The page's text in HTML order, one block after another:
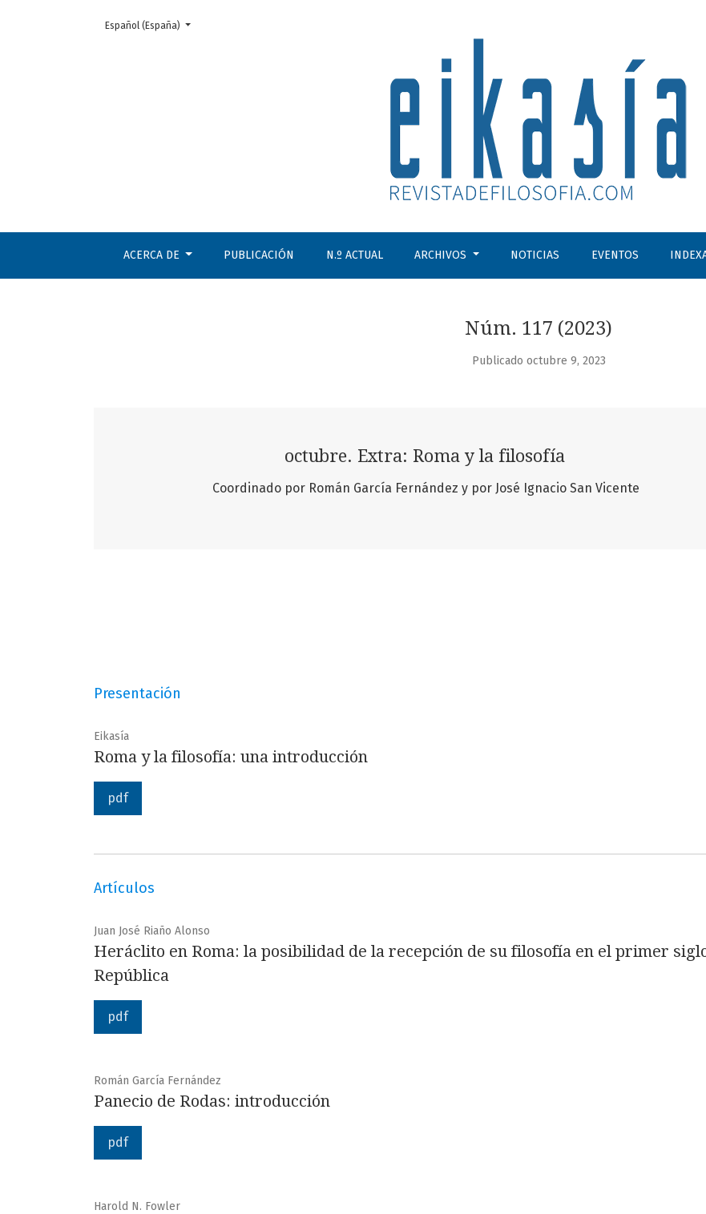
Núm. 117 (2023): octubre. Extra: Roma y la filosofía
Cambiar el idioma. El actual es:
Español (España)
ACERCA DE PUBLICACIÓN N.º ACTUAL ARCHIVOS NOTICIAS EVENTOS
Núm. 117 (2023)
Publicado octubre 9, 2023
octubre. Extra: Roma y la filosofía
Coordinado por Román García Fernández y por José Ignacio San Vicente
Presentación
Eikasía
Roma y la filosofía: una introducción
pdf
Artículos
Juan José Riaño Alonso
Heráclito en Roma: la posibilidad de la recepción de su filosofía en el primer
República
pdf
Román García Fernández
Panecio de Rodas: introducción
pdf
Harold N. Fowler